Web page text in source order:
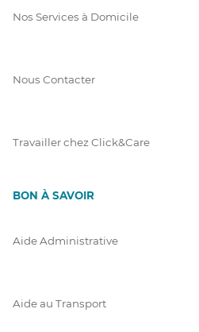
Nos Services à Domicile
Nous Contacter
Travailler chez Click&Care
BON À SAVOIR
Aide Administrative
Aide au Transport